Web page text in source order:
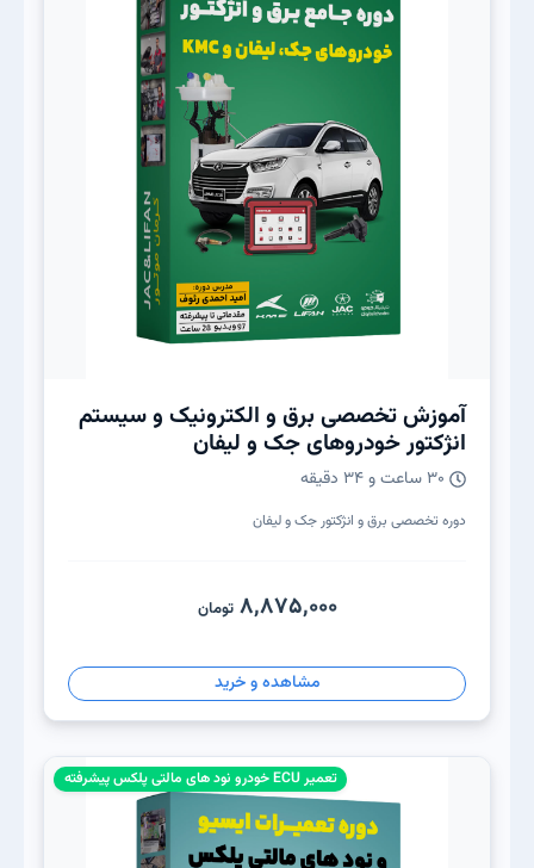
آموزش تخصصی برق و الکترونیک و سیستم
انژکتور خودروهای جک و لیفان
30 ساعت و 34 دقیقه
دوره تخصصی برق و انژکتور جک و لیفان
8,875,000 تومان
مشاهده و خرید
تعمیر ECU خودرو نود های مالتی پلکس پیشرفته